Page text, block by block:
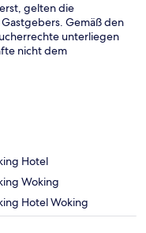
gelten die
Gemäß den
unterliegen
nicht dem
Hotel
Woking
Hotel Woking